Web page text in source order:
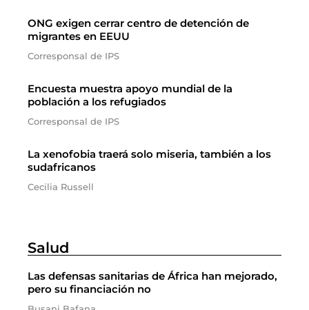
ONG exigen cerrar centro de detención de
migrantes en EEUU
Corresponsal de IPS
Encuesta muestra apoyo mundial de la
población a los refugiados
Corresponsal de IPS
La xenofobia traerá solo miseria, también a los
sudafricanos
Cecilia Russell
Salud
Las defensas sanitarias de África han mejorado,
pero su financiación no